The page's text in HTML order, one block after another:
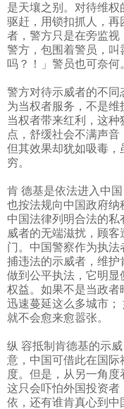
是天壤之别。对待维
驱赶，用锁扣抓人，
者，警方只是在旁监
警方，包围着警员，
吗？！」警员也可奈何
警方对待示威者的不
为当权者服务，不是
当权者带来红利，这
点，舒缓社会不满声音
但其效果却犹如吸毒，
穷。
肯 德基是依法进入中
也按法规向中国政府纳
中国法律列明合法的
威者的无端滋扰，顾
门。中国警察作为执
捕违法的示威者，维
做到公平执法，它明
权益。如果不是当政
迅速蔓延这么多城市
就不会愈来愈嚣张。
纵 容抵制肯德基的示
意，中国可借此在国
度。但是，从另一角度
这只会吓怕外国投资
依，还有谁肯真心到